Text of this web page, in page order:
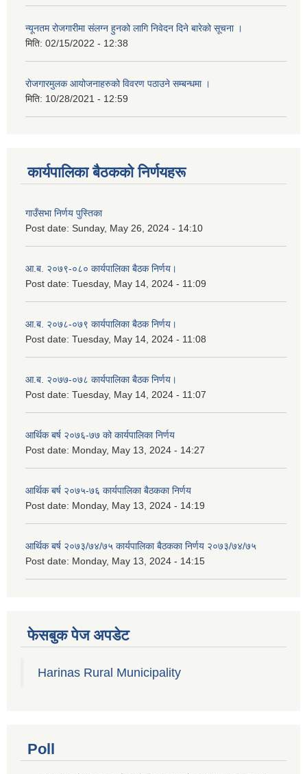
न्यूनतम रोजगारीमा संलग्न हुनको लागि निवेदन दिने बारेको सूचना ।
मिति: 02/15/2022 - 12:38
रोजगारमुलक आयोजनाहरुको विवरण पठाउने सम्बन्धमा ।
मिति: 10/28/2021 - 12:59
कार्यपालिका बैठकको निर्णयहरू
गाउँसभा निर्णय पुस्तिका
Post date: Sunday, May 26, 2024 - 14:10
आ.ब. २०७९-०८० कार्यपालिका बैठक निर्णय।
Post date: Tuesday, May 14, 2024 - 11:09
आ.ब. २०७८-०७९ कार्यपालिका बैठक निर्णय।
Post date: Tuesday, May 14, 2024 - 11:08
आ.ब. २०७७-०७८ कार्यपालिका बैठक निर्णय।
Post date: Tuesday, May 14, 2024 - 11:07
आर्थिक बर्ष २०७६-७७ को कार्यपालिका निर्णय
Post date: Monday, May 13, 2024 - 14:27
आर्थिक बर्ष २०७५-७६ कार्यपालिका बैठकका निर्णय
Post date: Monday, May 13, 2024 - 14:19
आर्थिक बर्ष २०७३/७४/७५ कार्यपालिका बैठकका निर्णय २०७३/७४/७५
Post date: Monday, May 13, 2024 - 14:15
फेसबुक पेज अपडेट
Harinas Rural Municipality
Poll